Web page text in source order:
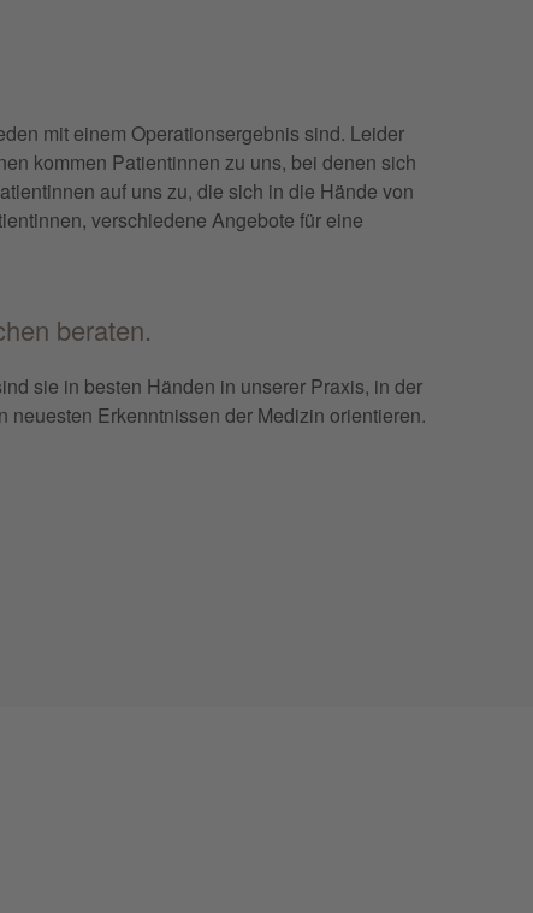
mit einem Operationsergebnis sind. Leider
kommen Patientinnen zu uns, bei denen sich
auf uns zu, die sich in die Hände von
verschiedene Angebote für eine
beraten.
sie in besten Händen in unserer Praxis, in der
Erkenntnissen der Medizin orientieren.